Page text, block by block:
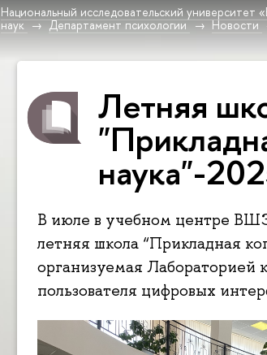
Национальный исследовательский университет
наук
Департамент психологии Новости
Летняя
наука"-
В июле в учебном центре
летняя школа “Прикладная
организуемая Лабораторией
пользователя цифровых